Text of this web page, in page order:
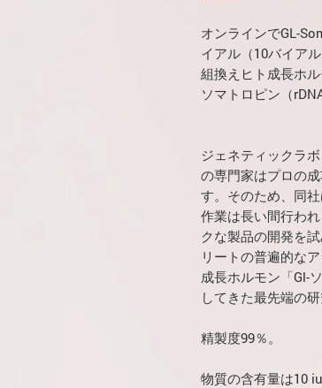
オンラインでGL-
イアル（10バイア
組換えヒト成長ホ
ソマトロピン（
ジェネティックラボ
の専門家はプロの
す。そのため、同
作業は長い間行わ
クな製品の開発を
リートの普遍的な
成長ホルモン「Gl-
してきた最先端の
精製度99％。
物質の含有量は10